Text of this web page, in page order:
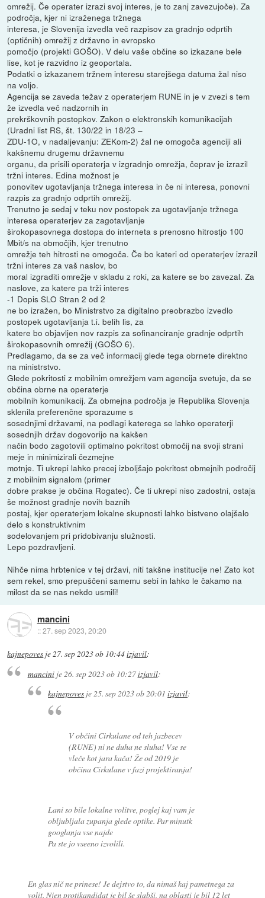
omrežij. Če operater izrazi svoj interes, je to zanj zavezujoče). Za
področja, kjer ni izraženega tržnega
interesa, je Slovenija izvedla več razpisov za gradnjo odprtih
(optičnih) omrežij z državno in evropsko
pomočjo (projekti GOŠO). V delu vaše občine so izkazane bele
lise, kot je razvidno iz geoportala.
Podatki o izkazanem tržnem interesu starejšega datuma žal niso
na voljo.
Agencija se zaveda težav z operaterjem RUNE in je v zvezi s tem
že izvedla več nadzornih in
prekrškovnih postopkov. Zakon o elektronskih komunikacijah
(Uradni list RS, št. 130/22 in 18/23 –
ZDU-1O, v nadaljevanju: ZEKom-2) žal ne omogoča agenciji ali
kakšnemu drugemu državnemu
organu, da prisili operaterja v izgradnjo omrežja, čeprav je izrazil
tržni interes. Edina možnost je
ponovitev ugotavljanja tržnega interesa in če ni interesa, ponovni
razpis za gradnjo odprtih omrežij.
Trenutno je sedaj v teku nov postopek za ugotavljanje tržnega
interesa operaterjev za zagotavljanje
širokopasovnega dostopa do interneta s prenosno hitrostjo 100
Mbit/s na območjih, kjer trenutno
omrežje teh hitrosti ne omogoča. Če bo kateri od operaterjev izrazil
tržni interes za vaš naslov, bo
moral izgraditi omrežje v skladu z roki, za katere se bo zavezal. Za
naslove, za katere pa trži interes
-1 Dopis SLO Stran 2 od 2
ne bo izražen, bo Ministrstvo za digitalno preobrazbo izvedlo
postopek ugotavljanja t.i. belih lis, za
katere bo objavljen nov razpis za sofinanciranje gradnje odprtih
širokopasovnih omrežij (GOŠO 6).
Predlagamo, da se za več informacij glede tega obrnete direktno
na ministrstvo.
Glede pokritosti z mobilnim omrežjem vam agencija svetuje, da se
občina obrne na operaterje
mobilnih komunikacij. Za obmejna področja je Republika Slovenja
sklenila preferenčne sporazume s
sosednjimi državami, na podlagi katerega se lahko operaterji
sosednjih držav dogovorijo na kakšen
način bodo zagotovili optimalno pokritost območij na svoji strani
meje in minimizirali čezmejne
motnje. Ti ukrepi lahko precej izboljšajo pokritost obmejnih področij
z mobilnim signalom (primer
dobre prakse je občina Rogatec). Če ti ukrepi niso zadostni, ostaja
še možnost gradnje novih baznih
postaj, kjer operaterjem lokalne skupnosti lahko bistveno olajšalo
delo s konstruktivnim
sodelovanjem pri pridobivanju služnosti.
Lepo pozdravljeni.
Nihče nima hrbtenice v tej državi, niti takšne institucije ne! Zato kot
sem rekel, smo prepuščeni samemu sebi in lahko le čakamo na
milost da se nas nekdo usmili!
mancini
::27. sep 2023, 20:20
kajnepoves je27. sep 2023 ob 10:44izjavil:
mancinije26. sep 2023 ob 10:27izjavil:
kajnepoves je 25. sep 2023 ob 20:01 izjavil:
V občini Cirkulane od teh jazbecev
(RUNE) ni ne duha ne sluha! Vse se
vleče kot jara kača! Že od 2019 je
občina Cirkulane v fazi projektiranja!
Lani so bile lokalne volitve, poglej kaj vam je
obljubljala zupanja glede optike. Par minutk
googlanja vse najde
Pa ste jo vseeno izvolili.
En glas nič ne prinese! Je dejstvo to, da nimaš kaj pametnega za
volit. Njen protikandidat je bil še slabši, na oblasti je bil 12 let